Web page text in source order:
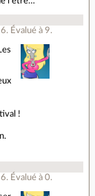
. Évalué à9.
!
. Évalué à0.